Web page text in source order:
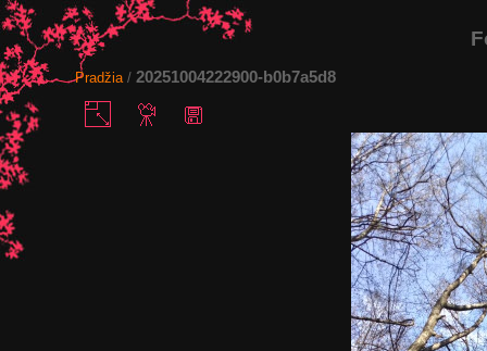
Pradžia/ 20251004222900-b0b7a5d8